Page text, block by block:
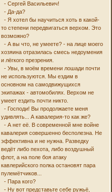
- Сергей Васильевич!
- Да-да?
- Я хотел бы научиться хоть в какой-
то степени передвигаться верхом. Это
возможно?
- А вы что, не умеете? - на лице моего
хозяина отразилась смесь недоумения
и лёгкого презрения.
- Увы, в моём времени лошади почти
не используются. Мы ездим в
основном на самодвижущихся
экипажах - автомобилях. Верхом не
умеет ездить почти никто.
- Господи! Вы продолжаете меня
удивлять... А кавалерия-то как же?
- А нет её. В современной мне войне
кавалерия совершенно бесполезна. Не
эффективна и не нужна. Разведку
ведёт либо пехота, либо воздушный
флот, а на поле боя атаку
кавлерийского полка остановят пара
пулемётчиков...
- Пара кого?
- Ну вот представьте себе ружьё,